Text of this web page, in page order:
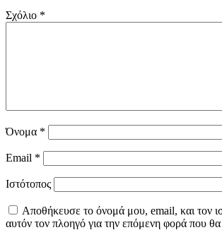
Σχόλιο *
Όνομα *
Email *
Ιστότοπος
Αποθήκευσε το όνομά μου, email, και τον
αυτόν τον πλοηγό για την επόμενη φορά που